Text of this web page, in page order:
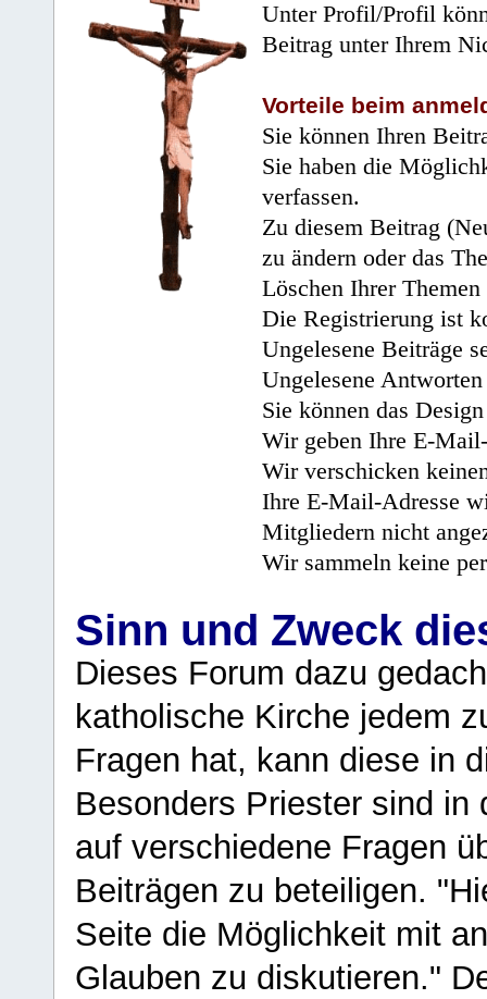
Unter Profil/Profil
Beitrag unter Ihrem
Vorteile beim
Sie können Ihren
Sie haben die
verfassen.
Zu diesem Beitrag
zu ändern oder das
Löschen Ihrer
Die Registrierung ist
Ungelesene Beiträge
Ungelesene
Sie können das
Wir geben Ihre E-
Wir verschicken
Ihre E-Mail-Adresse
Mitgliedern nicht
Wir sammeln keine
Sinn und Zweck
Dieses Forum dazu
katholische Kirche jedem
Fragen hat, kann diese in
Besonders Priester sind in
auf verschiedene Fragen
Beiträgen zu beteiligen.
Seite die Möglichkeit mit
Glauben zu diskutieren."